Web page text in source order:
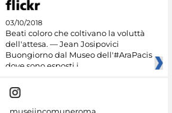
03/10/2018
Beati coloro che coltivano la voluttà
dell'attesa. — Jean Josipovici
Buongiorno dal Museo dell'#AraPacis
dove sono esposti i